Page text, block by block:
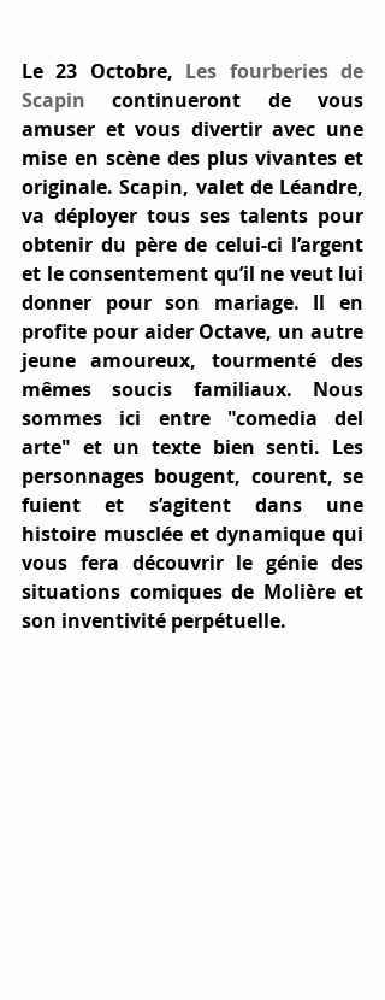
Le 23 Octobre, Les fourberies de
Scapin continueront de vous
amuser et vous divertir avec une
mise en scène des plus vivantes et
originale. Scapin, valet de Léandre,
va déployer tous ses talents pour
obtenir du père de celui-ci l’argent
et le consentement qu’il ne veut lui
donner pour son mariage. Il en
profite pour aider Octave, un autre
jeune amoureux, tourmenté des
mêmes soucis familiaux. Nous
sommes ici entre "comedia del
arte" et un texte bien senti. Les
personnages bougent, courent, se
fuient et s’agitent dans une
histoire musclée et dynamique qui
vous fera découvrir le génie des
situations comiques de Molière et
son inventivité perpétuelle.